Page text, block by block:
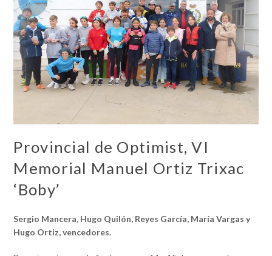
Provincial de Optimist, VI
Memorial Manuel Ortiz Trixac
‘Boby’
Sergio Mancera, Hugo Quilón, Reyes García, María Vargas y
Hugo Ortiz, vencedores.